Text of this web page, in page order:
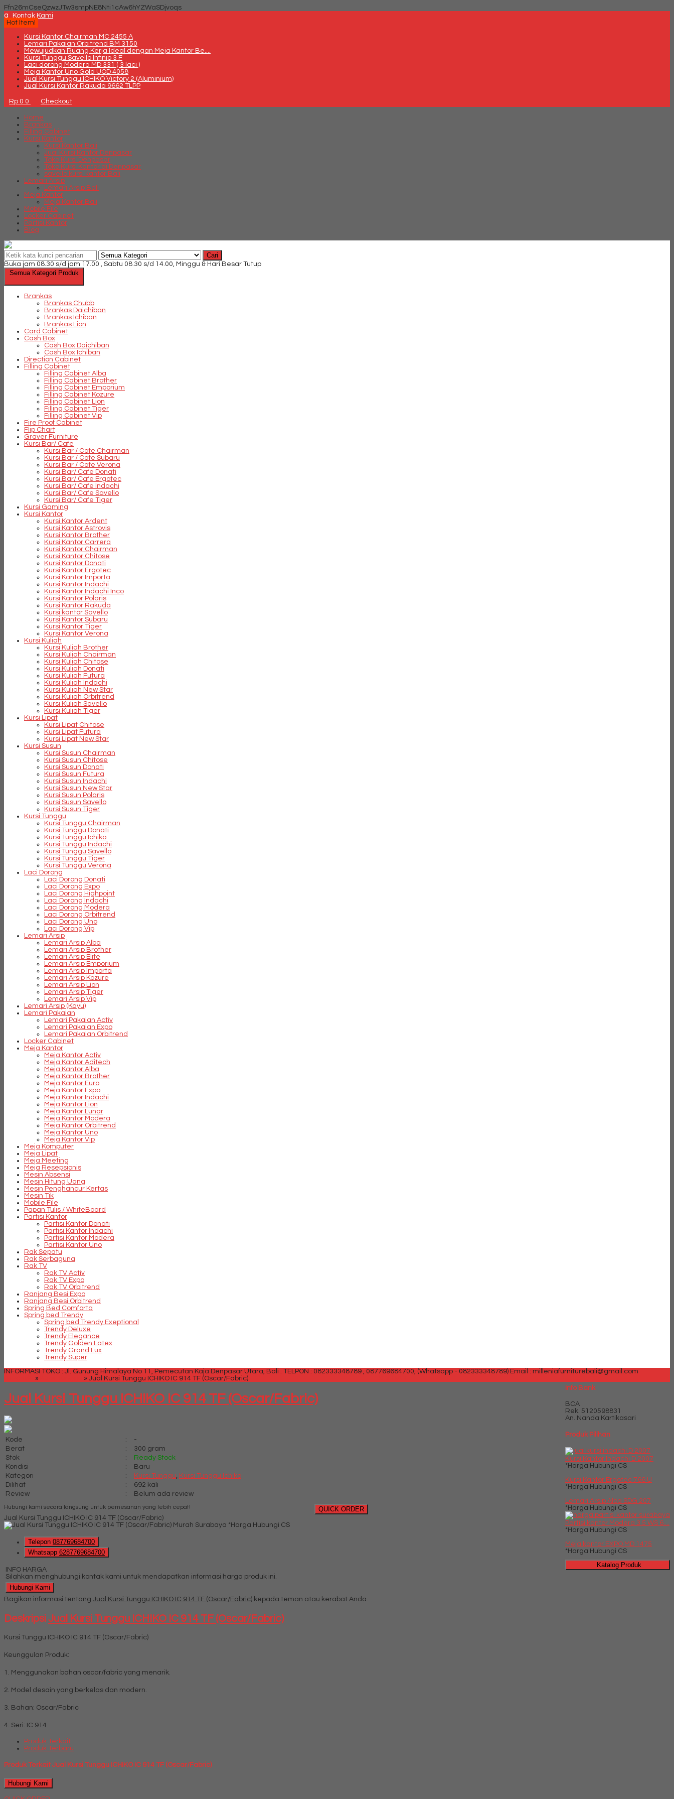
Ffn26mCseQzwzJTw3smpNE8Nti1cAw6hYZWaSDjvoqs
q
Kontak Kami
Hot Item!
Kursi Kantor Chairman MC 2455 A
Lemari Pakaian Orbitrend BM 3150
Mewujudkan Ruang Kerja Ideal dengan Meja Kantor Be....
Kursi Tunggu Savello Infinio 3 F
Laci dorong Modera MD 331 ( 3 laci )
Meja Kantor Uno Gold UOD 4058
Jual Kursi Tunggu ICHIKO Victory 2 (Aluminium)
Jual Kursi Kantor Rakuda 9662 TLPP
Rp 0 0 Checkout
Home
Brankas
Filling Cabinet
Kursi Kantor
Kursi Kantor Bali
Jual Kursi Kantor Denpasar
Toko Kursi Denpasar
Toko Kursi Kantor di Denpasar
savello kursi kantor Bali
Lemari Arsip
Lemari Arsip Bali
Meja Kantor
Meja Kantor Bali
Mobile File
Locker Cabinet
Partisi Kantor
Blog
Cari
Buka jam 08.30 s/d jam 17.00 , Sabtu 08.30 s/d 14.00, Minggu & Hari Besar Tutup
Semua Kategori Produk
Brankas
Brankas Chubb
Brankas Daichiban
Brankas Ichiban
Brankas Lion
Card Cabinet
Cash Box
Cash Box Daichiban
Cash Box Ichiban
Direction Cabinet
Filling Cabinet
Filling Cabinet Alba
Filling Cabinet Brother
Filling Cabinet Emporium
Filling Cabinet Kozure
Filling Cabinet Lion
Filling Cabinet Tiger
Filling Cabinet Vip
Fire Proof Cabinet
Flip Chart
Graver Furniture
Kursi Bar/ Cafe
Kursi Bar / Cafe Chairman
Kursi Bar / Cafe Subaru
Kursi Bar / Cafe Verona
Kursi Bar/ Cafe Donati
Kursi Bar/ Cafe Ergotec
Kursi Bar/ Cafe Indachi
Kursi Bar/ Cafe Savello
Kursi Bar/ Cafe Tiger
Kursi Gaming
Kursi Kantor
Kursi Kantor Ardent
Kursi Kantor Astrovis
Kursi Kantor Brother
Kursi Kantor Carrera
Kursi Kantor Chairman
Kursi Kantor Chitose
Kursi Kantor Donati
Kursi Kantor Ergotec
Kursi Kantor Importa
Kursi Kantor Indachi
Kursi Kantor Indachi Inco
Kursi Kantor Polaris
Kursi Kantor Rakuda
Kursi kantor Savello
Kursi Kantor Subaru
Kursi Kantor Tiger
Kursi Kantor Verona
Kursi Kuliah
Kursi Kuliah Brother
Kursi Kuliah Chairman
Kursi Kuliah Chitose
Kursi Kuliah Donati
Kursi Kuliah Futura
Kursi Kuliah Indachi
Kursi Kuliah New Star
Kursi Kuliah Orbitrend
Kursi Kuliah Savello
Kursi Kuliah Tiger
Kursi Lipat
Kursi Lipat Chitose
Kursi Lipat Futura
Kursi Lipat New Star
Kursi Susun
Kursi Susun Chairman
Kursi Susun Chitose
Kursi Susun Donati
Kursi Susun Futura
Kursi Susun Indachi
Kursi Susun New Star
Kursi Susun Polaris
Kursi Susun Savello
Kursi Susun Tiger
Kursi Tunggu
Kursi Tunggu Chairman
Kursi Tunggu Donati
Kursi Tunggu Ichiko
Kursi Tunggu Indachi
Kursi Tunggu Savello
Kursi Tunggu Tiger
Kursi Tunggu Verona
Laci Dorong
Laci Dorong Donati
Laci Dorong Expo
Laci Dorong Highpoint
Laci Dorong Indachi
Laci Dorong Modera
Laci Dorong Orbitrend
Laci Dorong Uno
Laci Dorong Vip
Lemari Arsip
Lemari Arsip Alba
Lemari Arsip Brother
Lemari Arsip Elite
Lemari Arsip Emporium
Lemari Arsip Importa
Lemari Arsip Kozure
Lemari Arsip Lion
Lemari Arsip Tiger
Lemari Arsip Vip
Lemari Arsip (Kayu)
Lemari Pakaian
Lemari Pakaian Activ
Lemari Pakaian Expo
Lemari Pakaian Orbitrend
Locker Cabinet
Meja Kantor
Meja Kantor Activ
Meja Kantor Aditech
Meja Kantor Alba
Meja Kantor Brother
Meja Kantor Euro
Meja Kantor Expo
Meja Kantor Indachi
Meja Kantor Lion
Meja Kantor Lunar
Meja Kantor Modera
Meja Kantor Orbitrend
Meja Kantor Uno
Meja Kantor Vip
Meja Komputer
Meja Lipat
Meja Meeting
Meja Resepsionis
Mesin Absensi
Mesin Hitung Uang
Mesin Penghancur Kertas
Mesin Tik
Mobile File
Papan Tulis / WhiteBoard
Partisi Kantor
Partisi Kantor Donati
Partisi Kantor Indachi
Partisi Kantor Modera
Partisi Kantor Uno
Rak Sepatu
Rak Serbaguna
Rak TV
Rak TV Activ
Rak TV Expo
Rak TV Orbitrend
Ranjang Besi Expo
Ranjang Besi Orbitrend
Spring Bed Comforta
Spring bed Trendy
Spring bed Trendy Exeptional
Trendy Deluxe
Trendy Elegance
Trendy Golden Latex
Trendy Grand Lux
Trendy Super
INFORMASI TOKO : Jl. Gunung Himalaya No 11, Pemecutan Kaja Denpasar Utara, Bali . TELPON : 082333348789 , 087769684700, (Whatsapp - 082333348789) Email : milleniafurniturebali@gmail.com
» » Jual Kursi Tunggu ICHIKO IC 914 TF (Oscar/Fabric)
Jual Kursi Tunggu ICHIKO IC 914 TF (Oscar/Fabric)
Kode :
-
Berat
:
300 gram
Stok
:
Ready Stock
Kondisi
:
Baru
Kategori
: Kursi Tunggu Kursi Tunggu Ichiko
Dilihat
:
692 kali
Review
: Belum ada review
QUICK ORDER
Hubungi kami secara langsung untuk pemesanan yang lebih cepat!
Jual Kursi Tunggu ICHIKO IC 914 TF (Oscar/Fabric)
*Harga Hubungi CS
Telepon 087769684700
Whatsapp 6287769684700
INFO HARGA
Silahkan menghubungi kontak kami untuk mendapatkan informasi harga produk ini.
Hubungi Kami
Bagikan informasi tentang Jual Kursi Tunggu ICHIKO IC 914 TF (Oscar/Fabric) kepada teman atau kerabat Anda.
DeskripsiJual Kursi Tunggu ICHIKO IC 914 TF (Oscar/Fabric)
Kursi Tunggu ICHIKO IC 914 TF (Oscar/Fabric)
Keunggulan Produk:
1. Menggunakan bahan oscar/fabric yang menarik.
2. Model desain yang berkelas dan modern.
3. Bahan: Oscar/Fabric
4. Seri: IC 914
Produk Terkait
Produk Terbaru
Produk Terkait Jual Kursi Tunggu ICHIKO IC 914 TF (Oscar/Fabric)
Hubungi Kami
Info Bank
BCA
Rek. 5120598831
An. Nanda Kartikasari
Produk Pilihan
Kursi Kantor Indachi D 2007
*Harga Hubungi CS
Kursi Kantor Ergotec 766 U
*Harga Hubungi CS
Lemari Arsip Alba SDG 207
*Harga Hubungi CS
Partisi kantor Modera 3.5 WS 6....
*Harga Hubungi CS
Meja kantor EXPO MD 1475
*Harga Hubungi CS
Katalog Produk